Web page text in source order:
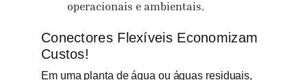
operacionais e ambientais.
Conectores Flexíveis Economizam
Custos!
Em uma planta de água ou águas residuais,